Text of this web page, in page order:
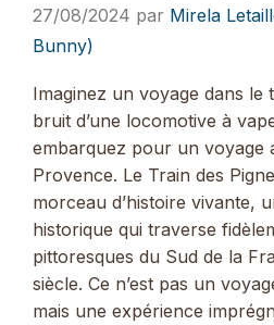
27/08/2024 par Mirela
Bunny)
Imaginez un voyage dans le
bruit d’une locomotive à
embarquez pour un
Provence. Le Train des
morceau d’histoire vivante,
historique qui traverse
pittoresques du Sud de la
siècle. Ce n’est pas un
mais une expérience